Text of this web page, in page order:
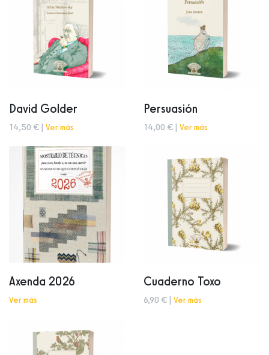
David Golder
14,50 € | Ver más
Persuasión
14,00 € | Ver más
Axenda 2026
Ver más
Cuaderno Toxo
6,90 € | Ver más